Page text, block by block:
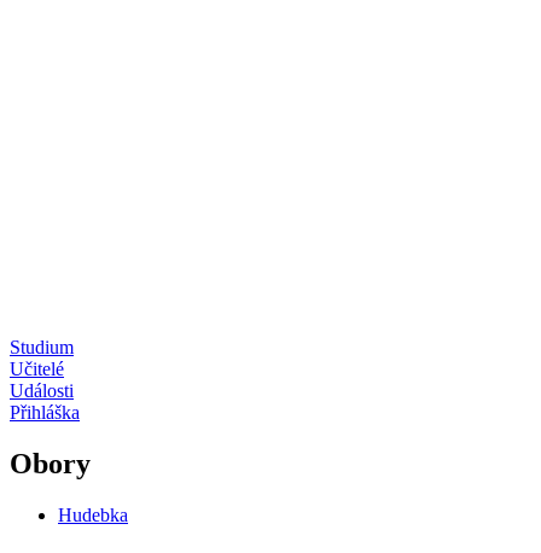
Studium
Učitelé
Události
Přihláška
Obory
Hudebka